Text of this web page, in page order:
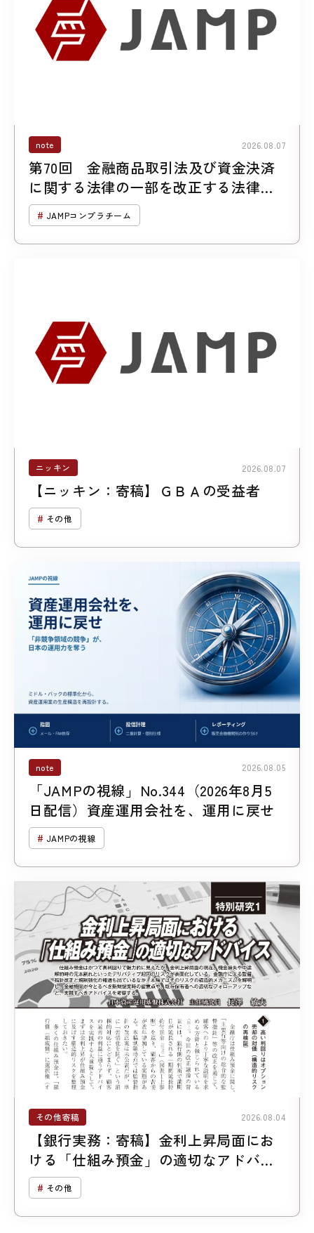
note 2026.08.07
第70回 金融商品取引法及び資金決済
に関する法律の一部を改正する法律案
について （第２回「暗号資産に係る規
制の見直し」）
JAMPコンプラチーム
ニッキン 2026.08.07
【ニッキン：寄稿】ＧＢＡの受益者
その他
note 2026.08.05
「JAMPの視線」No.344（2026年8月5
日配信）資産運用会社を、運用に戻せ
JAMPの視線
その他寄稿 2026.08.04
【銀行実務：寄稿】金利上昇局面にお
ける「仕組み預金」の適切なアドバイ
ス その他